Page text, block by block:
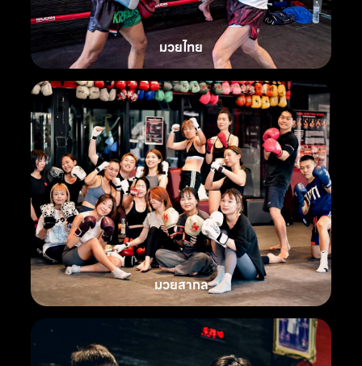
มวยไทย
มวยสากล